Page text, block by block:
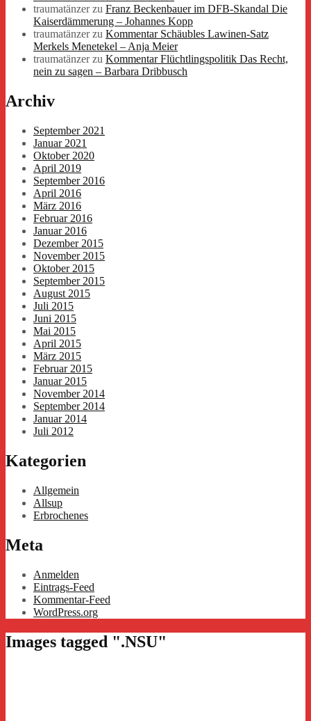
traumatänzerzu Franz Beckenbauer im DFB-Skandal Die
Kaiserdämmerung – Johannes Kopp
traumatänzerzu Kommentar Schäubles Lawinen-Satz
Merkels Menetekel – Anja Meier
traumatänzerzu Kommentar Flüchtlingspolitik Das Recht,
nein zu sagen – Barbara Dribbusch
Archiv
September 2021
Januar 2021
Oktober 2020
April 2019
September 2016
April 2016
März 2016
Februar 2016
Januar 2016
Dezember 2015
November 2015
Oktober 2015
September 2015
August 2015
Juli 2015
Juni 2015
Mai 2015
April 2015
März 2015
Februar 2015
Januar 2015
November 2014
September 2014
Januar 2014
Juli 2012
Kategorien
Allgemein
Allsup
Erbrochenes
Meta
Anmelden
Eintrags-Feed
Kommentar-Feed
WordPress.org
Images tagged ".NSU"